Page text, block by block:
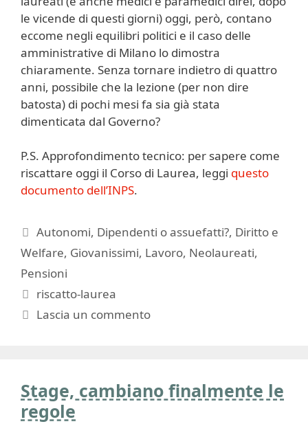
le vicende di questi giorni) oggi, però, contano
eccome negli equilibri politici e il caso delle
amministrative di Milano lo dimostra
chiaramente. Senza tornare indietro di quattro
anni, possibile che la lezione (per non dire
batosta) di pochi mesi fa sia già stata
dimenticata dal Governo?
P.S. Approfondimento tecnico: per sapere come
riscattare oggi il Corso di Laurea, leggi questo
documento dell’INPS.
Categorie
Autonomi, Dipendenti o assuefatti?, Diritto e
Welfare, Giovanissimi, Lavoro, Neolaureati,
Pensioni
Tag
riscatto-laurea
Lascia un commento
Stage, cambiano finalmente le
regole